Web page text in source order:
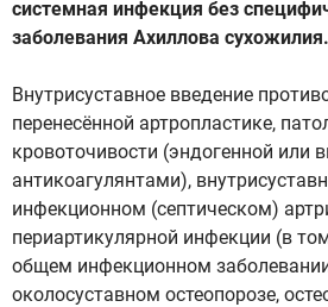
системная инфекция без
заболевания Ахиллова сухожилия.
Внутрисуставное введение
перенесённой артропластике,
кровоточивости (эндогенной или
антикоагулянтами),
инфекционном (септическом)
периартикулярной инфекции (в
общем инфекционном
околосуставном остеопорозе,